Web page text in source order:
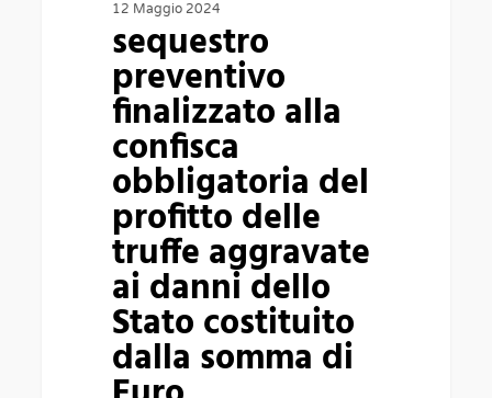
obbligatoria
aggravate
12 Maggio 2024
sequestro
preventivo
finalizzato alla
confisca
obbligatoria del
profitto delle
truffe aggravate
ai danni dello
Stato costituito
dalla somma di